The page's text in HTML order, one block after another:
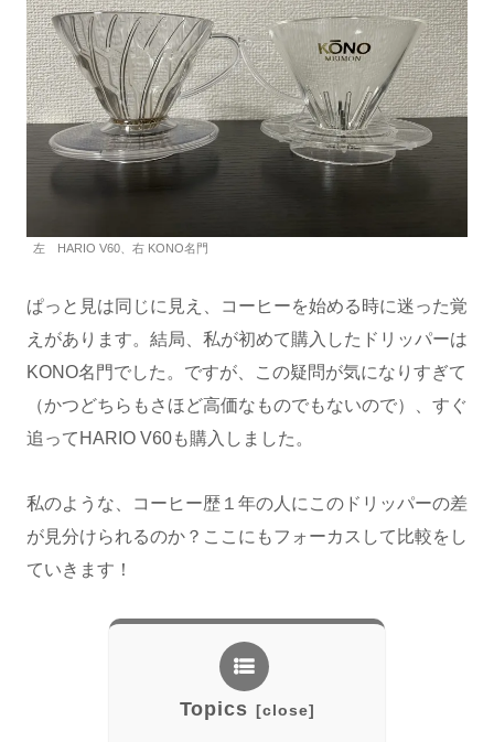
左 HARIO V60、右 KONO名門
ぱっと見は同じに見え、コーヒーを始める時に迷った覚
えがあります。結局、私が初めて購入したドリッパーは
KONO名門でした。ですが、この疑問が気になりすぎて
（かつどちらもさほど高価なものでもないので）、すぐ
追ってHARIO V60も購入しました。
私のような、コーヒー歴１年の人にこのドリッパーの差
が見分けられるのか？ここにもフォーカスして比較をし
ていきます！
Topics